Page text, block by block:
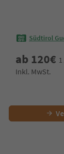
Südtirol
ab 120€
Inkl. MwSt.